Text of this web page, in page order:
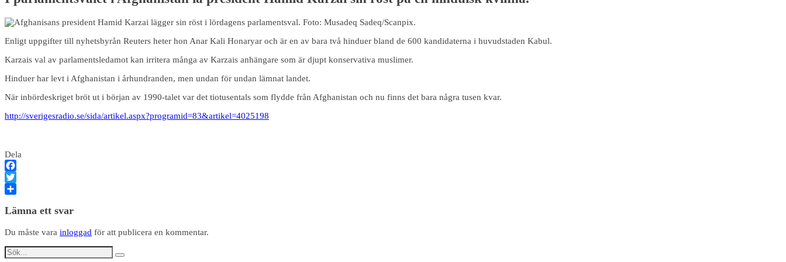
Enligt uppgifter till nyhetsbyrån Reuters heter hon Anar Kali Honaryar och är en av bara två hinduer bland de 600 kandidaterna i huvudstaden Kabul.
Karzais val av parlamentsledamot kan irritera många av Karzais anhängare som är djupt konservativa muslimer.
Hinduer har levt i Afghanistan i århundranden, men undan för undan lämnat landet.
När inbördeskriget bröt ut i början av 1990-talet var det tiotusentals som flydde från Afghanistan och nu finns det bara några tusen kvar.
http://sverigesradio.se/sida/artikel.aspx?programid=83&artikel=4025198
Dela
Facebook
Twitter
Lämna ett svar
Du måste vara inloggad för att publicera en kommentar.